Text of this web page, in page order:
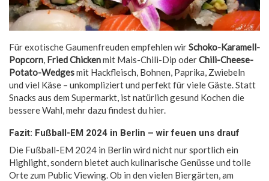
Für exotische Gaumenfreuden empfehlen wirSchoko-Karamell-
Popcorn, Fried Chickenmit Mais-Chili-Dip oderChili-Cheese-
Potato-Wedgesmit Hackfleisch, Bohnen, Paprika, Zwiebeln
und viel Käse – unkompliziert und perfekt für viele Gäste. Statt
Snacks aus dem Supermarkt, ist natürlich gesund Kochen die
bessere Wahl, mehr dazu findest du hier.
Fazit: Fußball-EM 2024 in Berlin – wir feuen uns drauf
Die Fußball-EM 2024 in Berlin wird nicht nur sportlich ein
Highlight, sondern bietet auch kulinarische Genüsse und tolle
Orte zum Public Viewing. Ob in den vielen Biergärten, am